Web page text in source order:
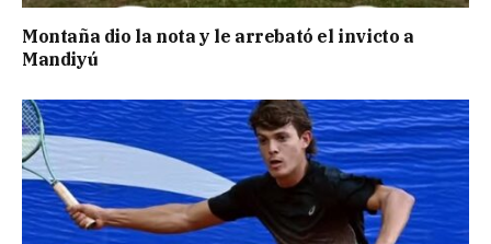
Montaña dio la nota y le arrebató el invicto a
Mandiyú